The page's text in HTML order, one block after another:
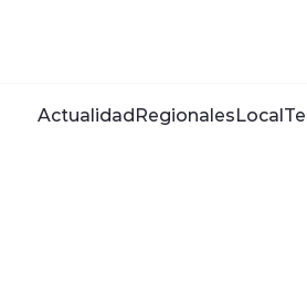
ActualidadRegionalesLocal